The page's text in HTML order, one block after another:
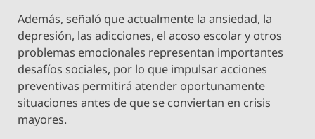
Además, señaló que actualmente la ansiedad, la
depresión, las adicciones, el acoso escolar y otros
problemas emocionales representan importantes
desafíos sociales, por lo que impulsar acciones
preventivas permitirá atender oportunamente
situaciones antes de que se conviertan en crisis
mayores.